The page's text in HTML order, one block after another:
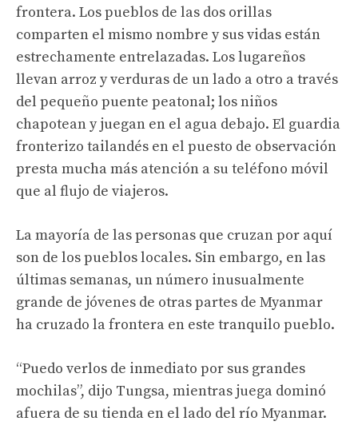
frontera. Los pueblos de las dos orillas
comparten el mismo nombre y sus vidas están
estrechamente entrelazadas. Los lugareños
llevan arroz y verduras de un lado a otro a través
del pequeño puente peatonal; los niños
chapotean y juegan en el agua debajo. El guardia
fronterizo tailandés en el puesto de observación
presta mucha más atención a su teléfono móvil
que al flujo de viajeros.
La mayoría de las personas que cruzan por aquí
son de los pueblos locales. Sin embargo, en las
últimas semanas, un número inusualmente
grande de jóvenes de otras partes de Myanmar
ha cruzado la frontera en este tranquilo pueblo.
“Puedo verlos de inmediato por sus grandes
mochilas”, dijo Tungsa, mientras juega dominó
afuera de su tienda en el lado del río Myanmar.